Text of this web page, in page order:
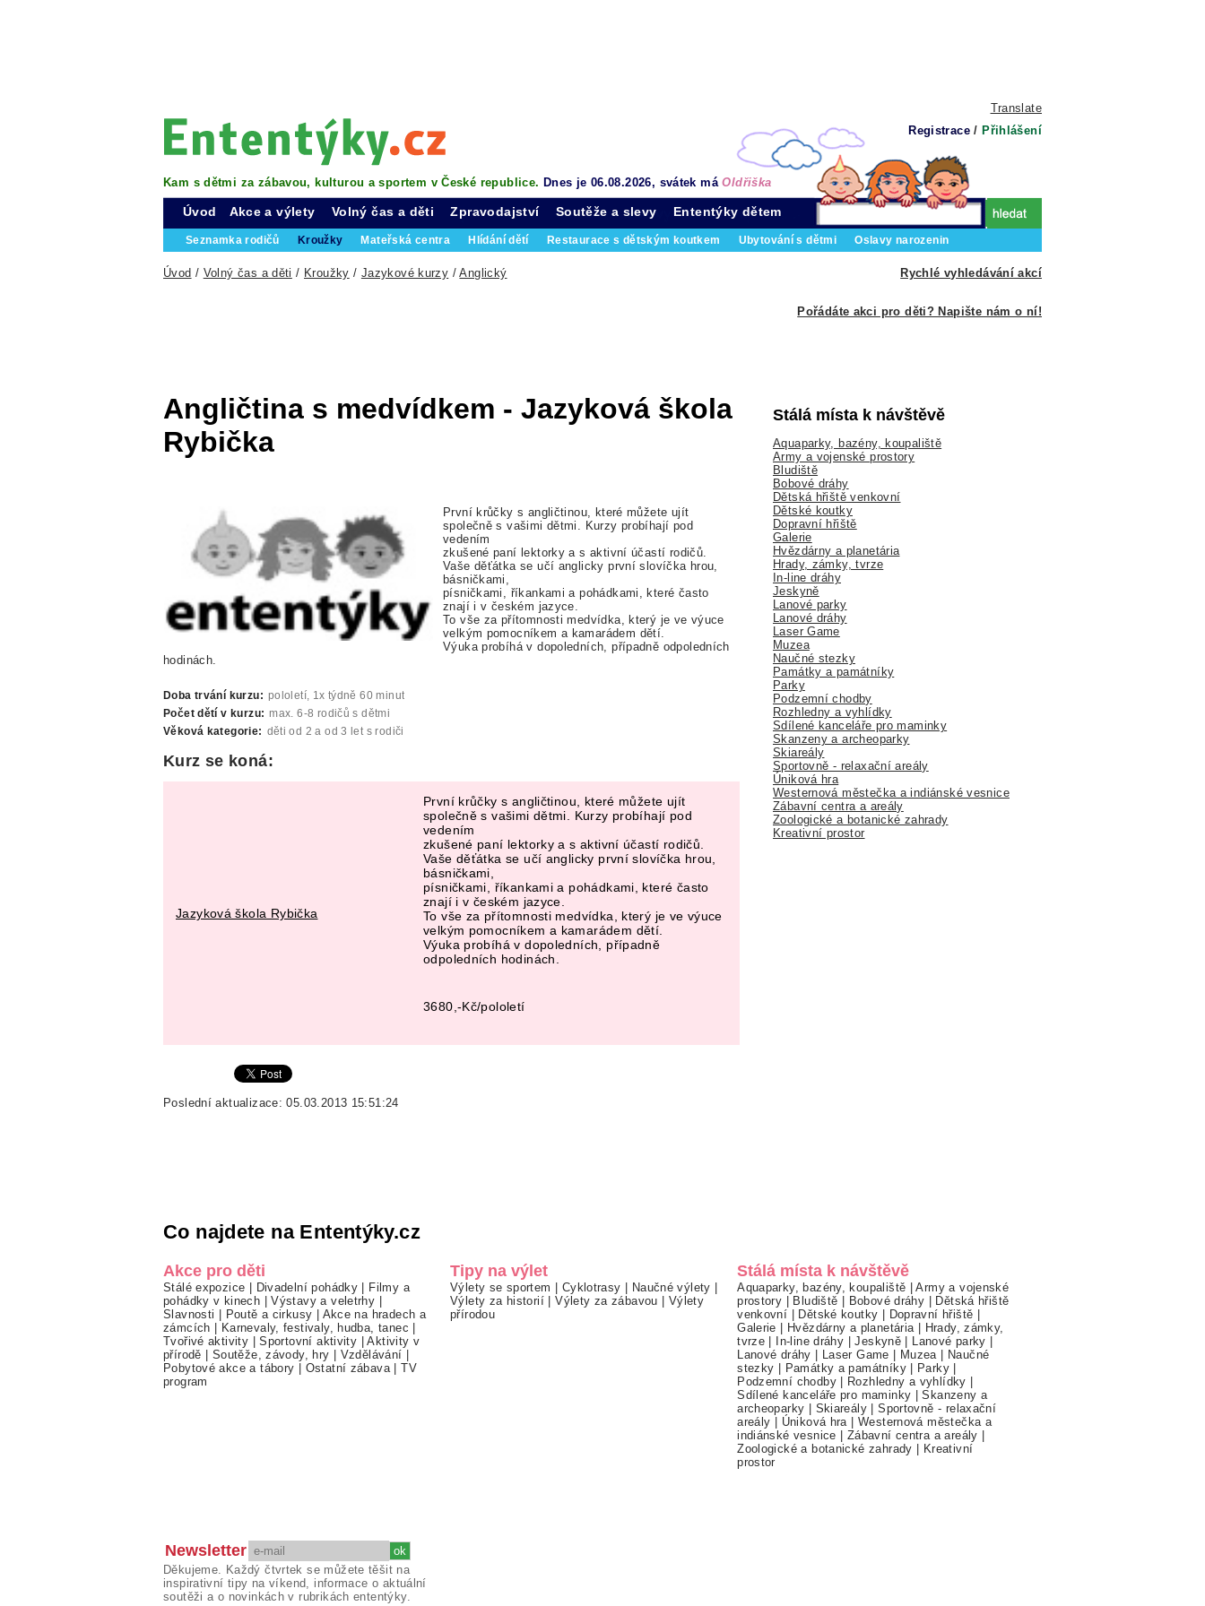
Translate
Registrace / Přihlášení
Kam s dětmi za zábavou, kulturou a sportem v České republice. Dnes je 06.08.2026, svátek máOldřiška
Úvod Akce a výlety Volný čas a děti
Seznamka rodičů Kroužky Mateřská centra Hlídání dětí Restaurace s dětským koutkem Ubytování s dětmi Oslavy narozenin
Zpravodajství Soutěže a slevy Ententýky dětem
Rychlé vyhledávání akcí
Úvod / Volný čas a děti / Kroužky / Jazykové kurzy /Anglický
Pořádáte akci pro děti? Napište nám o ní!
Angličtina s medvídkem - Jazyková škola
Rybička
První krůčky s angličtinou, které můžete ujít
společně s vašimi dětmi. Kurzy probíhají pod
vedením
zkušené paní lektorky a s aktivní účastí rodičů.
Vaše děťátka se učí anglicky první slovíčka hrou,
básničkami,
písničkami, říkankami a pohádkami, které často
znají i v českém jazyce.
To vše za přítomnosti medvídka, který je ve výuce
velkým pomocníkem a kamarádem dětí.
Výuka probíhá v dopoledních, případně odpoledních
hodinách.
Doba trvání kurzu: pololetí, 1x týdně 60 minut
Počet dětí v kurzu: max. 6-8 rodičů s dětmi
Věková kategorie: děti od 2 a od 3 let s rodiči
Kurz se koná:
Jazyková škola Rybička
První krůčky s angličtinou, které můžete ujít
společně s vašimi dětmi. Kurzy probíhají pod
vedením
zkušené paní lektorky a s aktivní účastí rodičů.
Vaše děťátka se učí anglicky první slovíčka hrou,
básničkami,
písničkami, říkankami a pohádkami, které často
znají i v českém jazyce.
To vše za přítomnosti medvídka, který je ve výuce
velkým pomocníkem a kamarádem dětí.
Výuka probíhá v dopoledních, případně
odpoledních hodinách.
3680,-Kč/pololetí
Poslední aktualizace: 05.03.2013 15:51:24
Stálá místa k návštěvě
Aquaparky, bazény, koupaliště
Army a vojenské prostory
Bludiště
Bobové dráhy
Dětská hřiště venkovní
Dětské koutky
Dopravní hřiště
Galerie
Hvězdárny a planetária
Hrady, zámky, tvrze
In-line dráhy
Jeskyně
Lanové parky
Lanové dráhy
Laser Game
Muzea
Naučné stezky
Památky a památníky
Parky
Podzemní chodby
Rozhledny a vyhlídky
Sdílené kanceláře pro maminky
Skanzeny a archeoparky
Skiareály
Sportovně - relaxační areály
Úniková hra
Westernová městečka a indiánské vesnice
Zábavní centra a areály
Zoologické a botanické zahrady
Kreativní prostor
Co najdete na Ententýky.cz
Akce pro děti
Stálé expozice | Divadelní pohádky | Filmy a
pohádky v kinech |Výstavy a veletrhy |
Slavnosti | Poutě a cirkusy | Akce na hradech a
zámcích | Karnevaly, festivaly, hudba, tanec |
Tvořivé aktivity |Sportovní aktivity |Aktivity v
přírodě | Soutěže, závody, hry | Vzdělávání |
Pobytové akce a tábory | Ostatní zábava |TV
program
Tipy na výlet
Výlety se sportem | Cyklotrasy | Naučné výlety |
Výlety za historií |Výlety za zábavou | Výlety
přírodou
Stálá místa k návštěvě
Aquaparky, bazény, koupaliště |Army a vojenské
prostory | Bludiště | Bobové dráhy | Dětská hřiště
venkovní | Dětské koutky | Dopravní hřiště |
Galerie | Hvězdárny a planetária | Hrady, zámky,
tvrze | In-line dráhy |Jeskyně | Lanové parky |
Lanové dráhy | Laser Game | Muzea | Naučné
stezky | Památky a památníky| Parky |
Podzemní chodby| Rozhledny a vyhlídky |
Sdílené kanceláře pro maminky |Skanzeny a
archeoparky | Skiareály |Sportovně - relaxační
areály | Úniková hra |Westernová městečka a
indiánské vesnice | Zábavní centra a areály |
Zoologické a botanické zahrady | Kreativní
prostor
Newsletter
Děkujeme. Každý čtvrtek se můžete těšit na
inspirativní tipy na víkend, informace o aktuální
soutěži a o novinkách v rubrikách ententýky.